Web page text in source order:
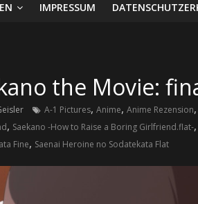
IMPRESSUM
the Movie:
A-1 Pictures, Anime, Anime Rezension,
, Saekano -How to Raise a Boring Girlfriend.flat-,
Fine, Saenai Heroine no Sodatekata Flat